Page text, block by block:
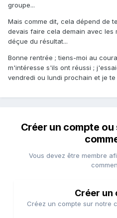
groupe...
Mais comme dit, cela dépend de
devais faire cela demain avec les
déçue du résultat...
Bonne rentrée ; tiens-moi au
m'intéresse s'ils ont réussi ;
vendredi ou lundi prochain et je
Créer un compte
Vous devez être membre
Créer un
Créez un compte sur notre